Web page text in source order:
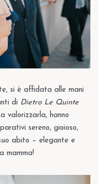
si è affidata alle mani
di Dietro Le Quinte
valorizzarla, hanno
sereno, gioioso,
abito – elegante e
mamma!